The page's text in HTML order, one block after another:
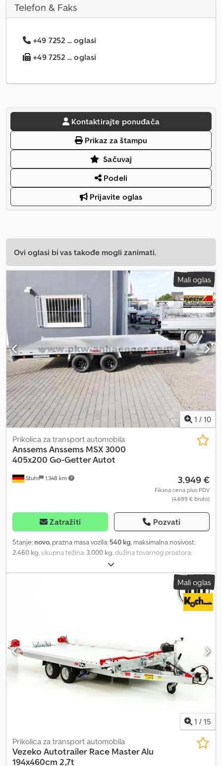
Telefon & Faks
+49 7252 ... oglasi
+49 7252 ... oglasi
Kontaktirajte ponuđača
Prikaz za štampu
Sačuvaj
Podeli
Prijavite oglas
Ovi oglasi bi vas takođe mogli zanimati.
Mali oglas
1 / 10
Stuhr 1.348 km
Prikolica za transport automobila
AnssemsAnssems MSX 3000
405x200 Go-Getter Autot
3.949 €
Fiksna cena plus PDV
(4.699 € bruto)
Zatražiti Pozvati
Stanje: novo, prazna masa vozila: 540 kg, maksimalna nosivost:
2.460 kg , ukupna težina: 3.000 kg , dužina tovarnog prostora:
, širina utovarnog prostora:
195/55R10C, Alufelgen, Felge schwarz, Autotransporter
proizvođača ANSSEMS, model MSX3000 405x200 Go-Getter.
Dkjdpfx Akoq Rfl Tscor Kao standardnu opremu, Anssems
autotransporter poseduje aluminijumsku podlogu, crni bočni
izvlačenje ispod tovarne površine, nisko podvozje, stabilan
zavareni čelični ram, potpornu točkić i V vučnu rudu. Takođe
nudimo dodatnu opremu za Anssems autotransportere, kao što
su visoka cerada, bočni nastavci, stop blokeri za točkove, set
zadnjih potpornih nogu, kaiševi za pričvršćivanje automobila i
sigurnosne brave protiv krađe.
Mali oglas
1 / 15
Prikolica za transport automobila
Vezeko Autotrailer Race Master Alu
194x460cm 2,7t